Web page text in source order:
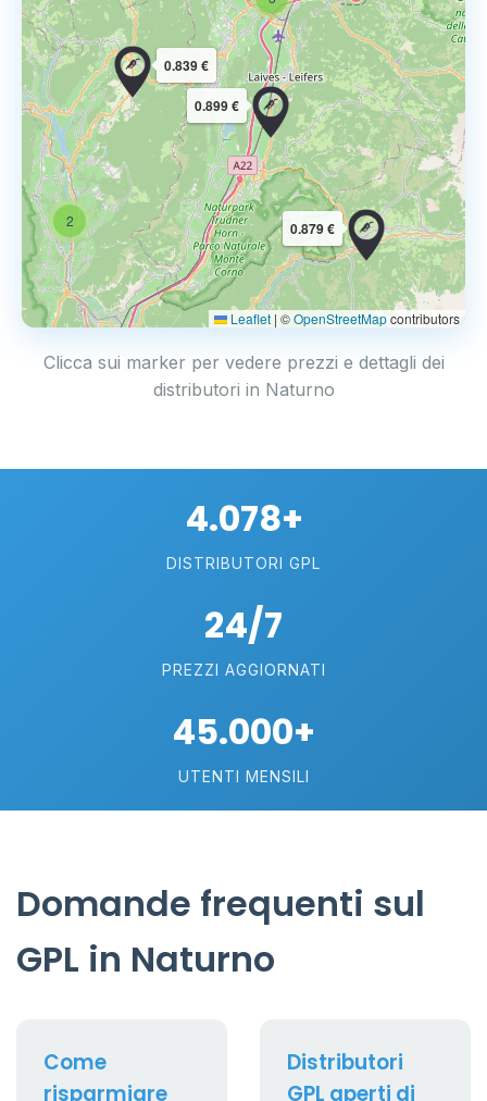
2 0.879 €
0.839 €
0.899 €
Leaflet | ©OpenStreetMapcontributors
Clicca sui marker per vedere prezzi e dettagli dei
distributori in Naturno
4.078+
DISTRIBUTORI GPL
24/7
PREZZI AGGIORNATI
45.000+
UTENTI MENSILI
Domande frequenti sul
GPL in Naturno
Come
risparmiare
Distributori
GPL aperti di